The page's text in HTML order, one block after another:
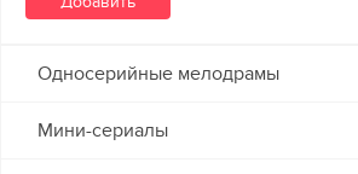
Односерийные мелодрамы
Мини-сериалы